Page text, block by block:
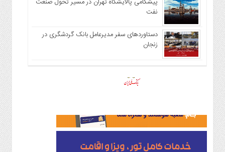
نفت
دستاوردهای سفر مدیرعامل بانک گردشگری در
زنجان